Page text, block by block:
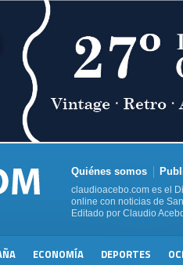
Quiénes somos
claudioacebo.com es el
online con noticias de
Editado por Claudio
ECONOMÍA DEPORTES